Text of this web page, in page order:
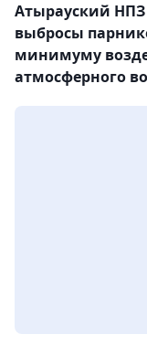
Атырауский НПЗ
выбросы
минимуму
атмосферного